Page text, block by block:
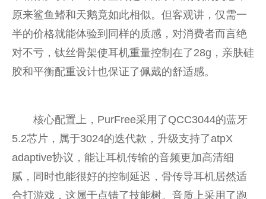
原来鲨鱼鳍和天鹅竟如此相似。但客观讲，仅需一
半的价格就能体验到同样的质感，对消费者而言绝
对不亏，钛丝骨架使耳机重量控制在了28g，亲肤硅
胶和平衡配重设计也保证了佩戴的舒适感。
核心配置上，PurFree采用了QCC3044的蓝牙
5.2芯片，属于3024的迭代款，升级支持了atpX
adaptive协议，能让耳机传输的音频更加高清细
腻，同时也能很好的控制延迟，骨传导耳机居然适
合打游戏，这属于点错了技能树。音质上采用了跑